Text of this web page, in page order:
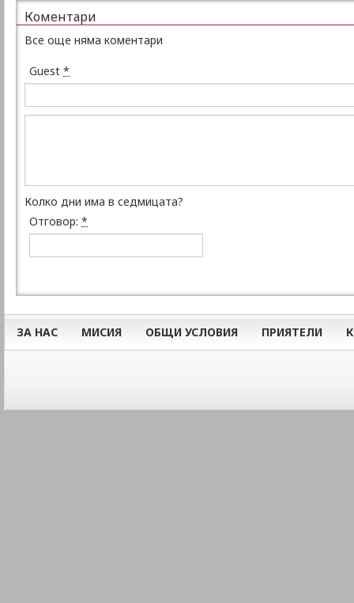
Коментари
Все още няма коментари
Guest *
Колко дни има в седмицата?
Отговор: *
ЗА НАС МИСИЯ ОБЩИ УСЛОВИЯ ПРИЯТЕЛИ